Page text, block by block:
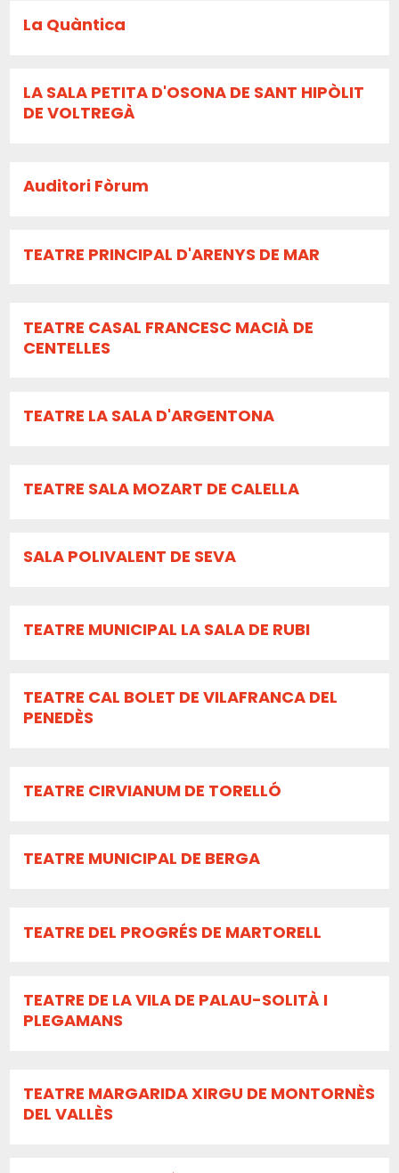
La Quàntica
LA SALA PETITA D'OSONA DE SANT HIPÒLIT
DE VOLTREGÀ
Auditori Fòrum
TEATRE PRINCIPAL D'ARENYS DE MAR
TEATRE CASAL FRANCESC MACIÀ DE
CENTELLES
TEATRE LA SALA D'ARGENTONA
TEATRE SALA MOZART DE CALELLA
SALA POLIVALENT DE SEVA
TEATRE MUNICIPAL LA SALA DE RUBI
TEATRE CAL BOLET DE VILAFRANCA DEL
PENEDÈS
TEATRE CIRVIANUM DE TORELLÓ
TEATRE MUNICIPAL DE BERGA
TEATRE DEL PROGRÉS DE MARTORELL
TEATRE DE LA VILA DE PALAU-SOLITÀ I
PLEGAMANS
TEATRE MARGARIDA XIRGU DE MONTORNÈS
DEL VALLÈS